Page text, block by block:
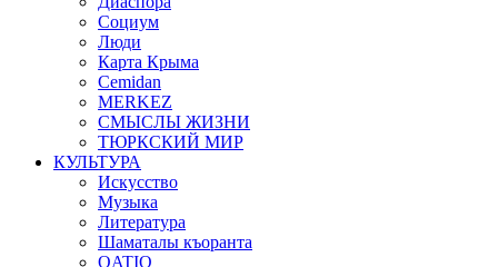
Социум
Люди
Карта Крыма
Cemidan
МERKEZ
СМЫСЛЫ ЖИЗНИ
ТЮРКСКИЙ МИР
КУЛЬТУРА
Искусство
Музыка
Литература
Шаматалы къоранта
QATIQ